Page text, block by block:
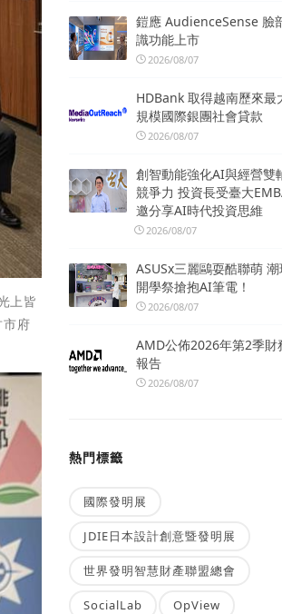
上皆
府
鎧應 AudienceSense 臉
識功能上市
2026/08/07
HDBank 取得越南歷來最
規模國際銀團社會貸款
2026/08/07
創智動能強化AI與經營雙
競爭力 投資長受臺大
邀分享AI時代投資思維
2026/08/07
ASUSx三麗鷗耍酷聯萌
開學祭搶抱AI筆電！
2026/08/07
AMD公佈2026年第2季財
報告
2026/08/07
熱門標籤
國際發明展
JDIE日本設計創意暨發明展
世界發明智慧財產聯盟總會
SocialLab OpView